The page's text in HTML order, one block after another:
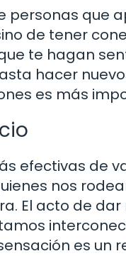
personas que
de tener
te hagan
hacer
es más
efectivas de
nos
El acto de
es